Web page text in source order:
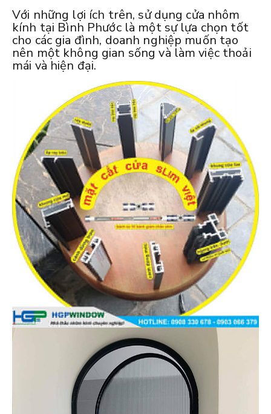
Với những lợi ích trên, sử dụng cửa nhôm
kính tại Bình Phước là một sự lựa chọn tốt
cho các gia đình, doanh nghiệp muốn tạo
nên một không gian sống và làm việc thoải
mái và hiện đại.